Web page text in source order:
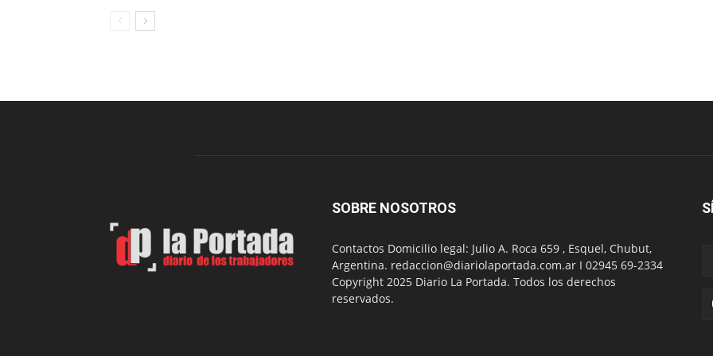
SOBRE NOSOTROS
Contactos Domicilio legal: Julio A. Roca 659 , Esquel, Chubut,
Argentina. redaccion@diariolaportada.com.ar I 02945 69-2334
Copyright 2025 Diario La Portada. Todos los derechos
reservados.